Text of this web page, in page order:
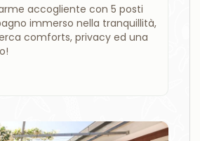
accogliente con 5 posti
immerso nella tranquillità,
comforts, privacy ed una